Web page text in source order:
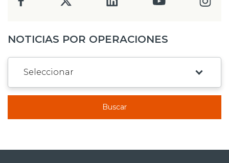
NOTICIAS POR OPERACIONES
Buscar